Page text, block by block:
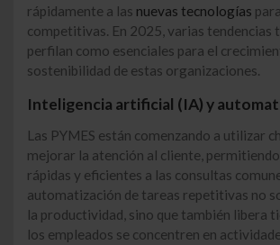
rápidamente a las nuevas tecnologías
competitivas. En 2025, varias tendencias
perfilan como esenciales para el
sostenibilidad de estas organizaciones.
Inteligencia artificial (IA) y
Las PYMES están comenzando a utilizar
mejorar la atención al cliente,
rápidas y eficientes a las consultas
automatización de tareas repetitivas no
la productividad, sino que también libera
los empleados se concentren en